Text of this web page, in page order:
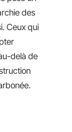
des
Ceux qui
delà de